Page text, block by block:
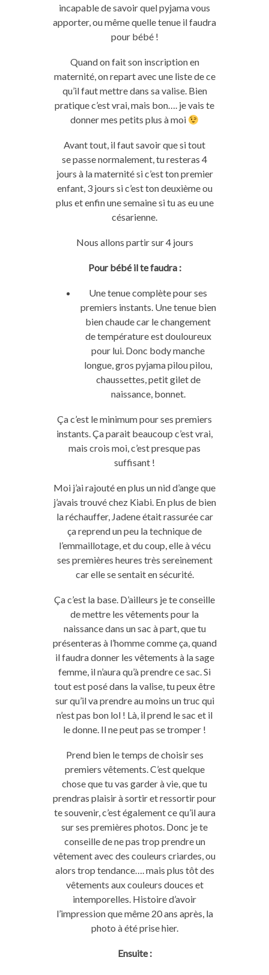
incapable de savoir quel pyjama vous
apporter, ou même quelle tenue il faudra
pour bébé !
Quand on fait son inscription en
maternité, on repart avec une liste de ce
qu’il faut mettre dans sa valise. Bien
pratique c’est vrai, mais bon…. je vais te
donner mes petits plus à moi
Avant tout, il faut savoir que si tout
se passe normalement, tu resteras 4
jours à la maternité si c’est ton premier
enfant, 3 jours si c’est ton deuxième ou
plus et enfin une semaine si tu as eu une
césarienne.
Nous allons partir sur 4 jours
Pour bébé il te faudra :
Une tenue complète pour ses
premiers instants. Une tenue bien
bien chaude car le changement
de température est douloureux
pour lui. Donc body manche
longue, gros pyjama pilou pilou,
chaussettes, petit gilet de
naissance, bonnet.
Ça c’est le minimum pour ses premiers
instants. Ça parait beaucoup c’est vrai,
mais crois moi, c’est presque pas
suffisant !
Moi j’ai rajouté en plus un nid d’ange que
j’avais trouvé chez Kiabi. En plus de bien
la réchauffer, Jadene était rassurée car
ça reprend un peu la technique de
l’emmaillotage, et du coup, elle à vécu
ses premières heures très sereinement
car elle se sentait en sécurité.
Ça c’est la base. D’ailleurs je te conseille
de mettre les vêtements pour la
naissance dans un sac à part, que tu
présenteras à l’homme comme ça, quand
il faudra donner les vêtements à la sage
femme, il n’aura qu’à prendre ce sac. Si
tout est posé dans la valise, tu peux être
sur qu’il va prendre au moins un truc qui
n’est pas bon lol ! Là, il prend le sac et il
le donne. Il ne peut pas se tromper !
Prend bien le temps de choisir ses
premiers vêtements. C’est quelque
chose que tu vas garder à vie, que tu
prendras plaisir à sortir et ressortir pour
te souvenir, c’est également ce qu’il aura
sur ses premières photos. Donc je te
conseille de ne pas trop prendre un
vêtement avec des couleurs criardes, ou
alors trop tendance…. mais plus tôt des
vêtements aux couleurs douces et
intemporelles. Histoire d’avoir
l’impression que même 20 ans après, la
photo à été prise hier.
Ensuite :